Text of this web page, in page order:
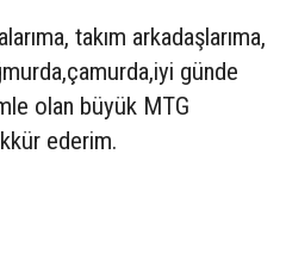
takım arkadaşlarıma,
günde
olan büyük MTG
ederim.